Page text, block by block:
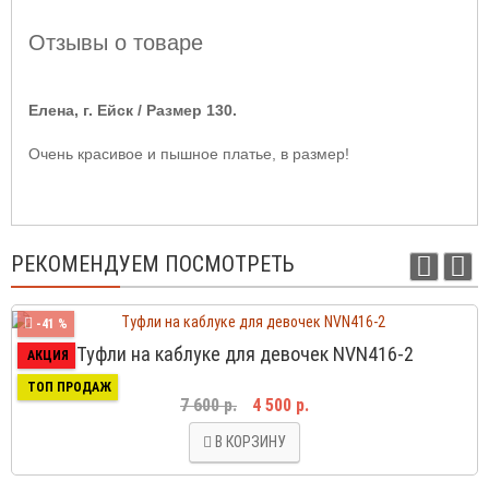
Отзывы о товаре
Елена, г. Ейск / Размер 130.
Очень красивое и пышное платье, в размер!
РЕКОМЕНДУЕМ ПОСМОТРЕТЬ
-41 %
АКЦИЯ
ТОП ПРОДАЖ
Туфли на каблуке для девочек NVN416-2
7 600 р. 4 500 р.
В КОРЗИНУ